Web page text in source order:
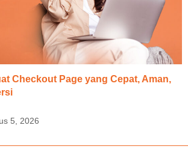
Checkout Page yang Cepat, Aman,
5, 2026